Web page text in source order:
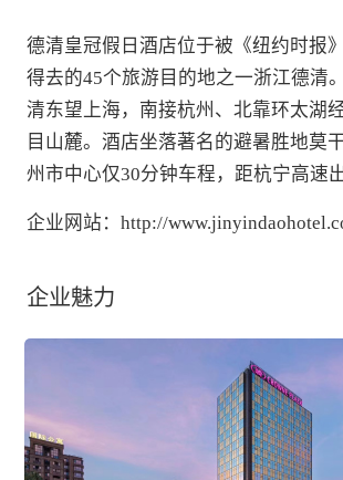
德清皇冠假日酒店位于被《纽约时报
得去的45个旅游目的地之一浙江德清
清东望上海，南接杭州、北靠环太湖
目山麓。酒店坐落著名的避暑胜地莫
州市中心仅30分钟车程，距杭宁高速
企业网站： http://
企业魅力